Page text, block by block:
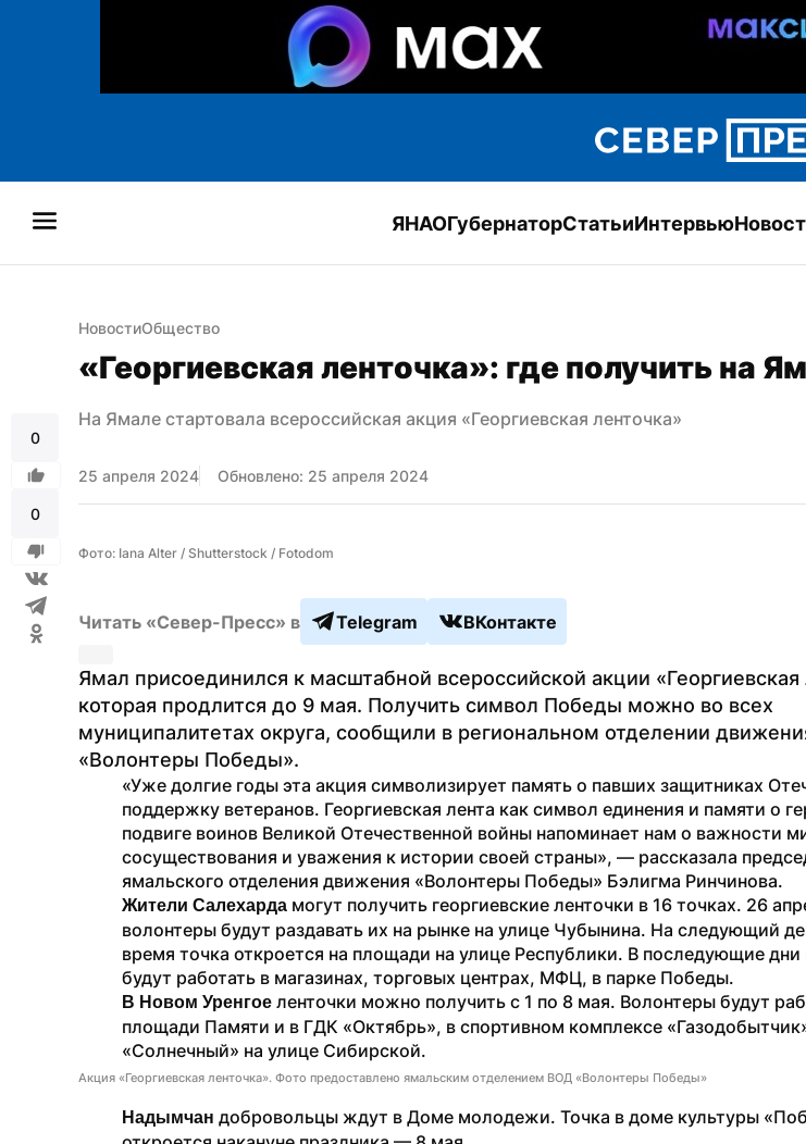
ЯНАОГубернаторСтатьиИнтервью
0
0
НовостиОбщество
«Георгиевская ленточка»: где получить на
На Ямале стартовала всероссийская акция «Георгиевская ленточка»
25 апреля 2024 Обновлено: 25 апреля 2024
Фото: Iana Alter / Shutterstock / Fotodom
Читать «Север-Пресс» в Telegram ВКонтакте
Ямал присоединился к масштабной всероссийской акции «Георгиевская
которая продлится до 9 мая. Получить символ Победы можно во всех
муниципалитетах округа, сообщили в региональном отделении
«Волонтеры Победы».
«Уже долгие годы эта акция символизирует память о павших защитниках
поддержку ветеранов. Георгиевская лента как символ единения и памяти о
подвиге воинов Великой Отечественной войны напоминает нам о важности
сосуществования и уважения к истории своей страны», — рассказала
ямальского отделения движения «Волонтеры Победы» Бэлигма Ринчинова.
Жители Салехарда могут получить георгиевские ленточки в 16 точках. 26
волонтеры будут раздавать их на рынке на улице Чубынина. На следующий
время точка откроется на площади на улице Республики. В последующие
будут работать в магазинах, торговых центрах, МФЦ, в парке Победы.
В Новом Уренгое ленточки можно получить с 1 по 8 мая. Волонтеры будут
площади Памяти и в ГДК «Октябрь», в спортивном комплексе
«Солнечный» на улице Сибирской.
Акция «Георгиевская ленточка». Фото предоставлено ямальским отделением ВОД «Волонтеры Победы»
Надымчан добровольцы ждут в Доме молодежи. Точка в доме культуры